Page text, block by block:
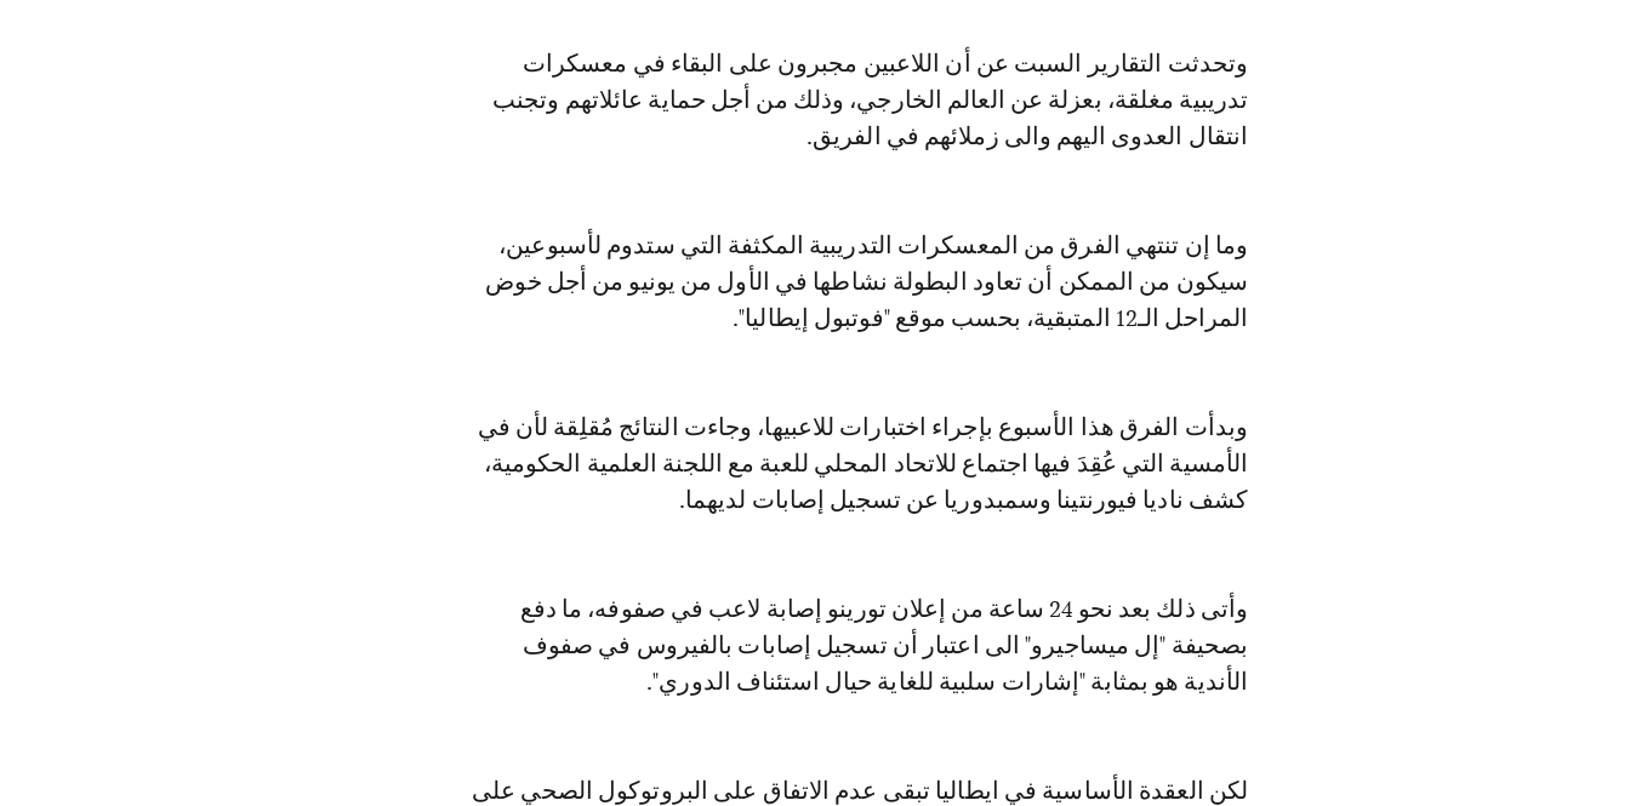
وتحدثت التقارير السبت عن أن اللاعبين مجبرون على البقاء في معسكرات
تدريبية مغلقة، بعزلة عن العالم الخارجي، وذلك من أجل حماية عائلاتهم وتجنب
انتقال العدوى اليهم والى زملائهم في الفريق.
وما إن تنتهي الفرق من المعسكرات التدريبية المكثفة التي ستدوم لأسبوعين،
سيكون من الممكن أن تعاود البطولة نشاطها في الأول من يونيو من أجل خوض
المراحل الـ12 المتبقية، بحسب موقع "فوتبول إيطاليا".
وبدأت الفرق هذا الأسبوع بإجراء اختبارات للاعبيها، وجاءت النتائج مُقلِقة لأن في
الأمسية التي عُقِدَ فيها اجتماع للاتحاد المحلي للعبة مع اللجنة العلمية الحكومية،
كشف ناديا فيورنتينا وسمبدوريا عن تسجيل إصابات لديهما.
وأتى ذلك بعد نحو 24 ساعة من إعلان تورينو إصابة لاعب في صفوفه، ما دفع
بصحيفة "إل ميساجيرو" الى اعتبار أن تسجيل إصابات بالفيروس في صفوف
الأندية هو بمثابة "إشارات سلبية للغاية حيال استئناف الدوري".
لكن العقدة الأساسية في ايطاليا تبقى عدم الاتفاق على البروتوكول الصحي على